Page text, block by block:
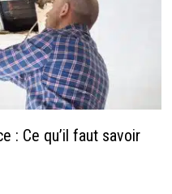
: Ce qu’il faut savoir